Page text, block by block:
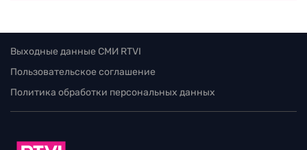
Выходные данные СМИ RTVI
Пользовательское соглашение
Политика обработки персональных данных